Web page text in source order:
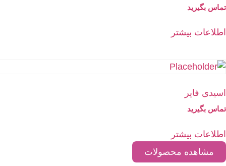
تماس بگیرید
اطلاعات بیشتر
اسیدی فایر
تماس بگیرید
اطلاعات بیشتر
مشاهده محصولات